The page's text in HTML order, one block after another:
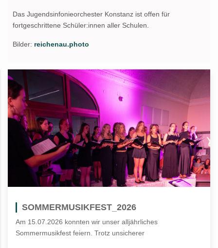
Das Jugendsinfonieorchester Konstanz ist offen für
fortgeschrittene Schüler:innen aller Schulen.
Bilder: reichenau.photo
SOMMERMUSIKFEST_2026
Am 15.07.2026 konnten wir unser alljährliches
Sommermusikfest feiern. Trotz unsicherer